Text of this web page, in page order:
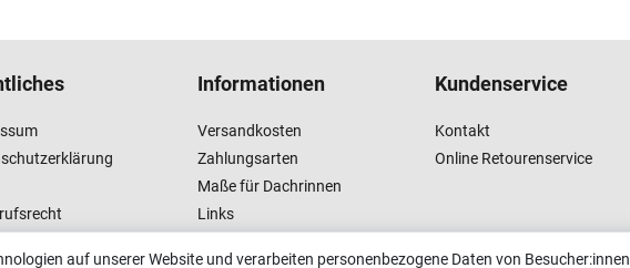
Informationen
Versandkosten
Zahlungsarten
Maße für Dachrinnen
Links
Vertrag widerrufen
Kundenservice
Kontakt
Online Retourenservice
auf unserer Website und verarbeiten personenbezogene Daten von Besucher:innen